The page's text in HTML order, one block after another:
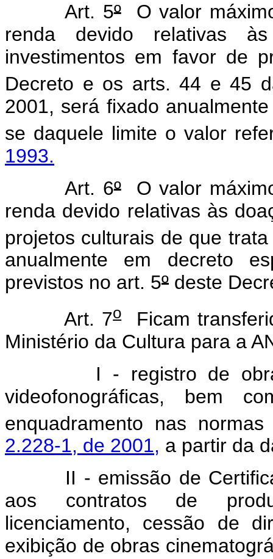
Art. 5ºO valor
renda devido relativas
investimentos em favor de
Decreto e os arts. 44 e 45
2001, será fixado
se daquele limite o valor
1993.
Art. 6ºO valor
renda devido relativas às
projetos culturais de que
anualmente em decreto
previstos no art. 5º deste
Art. 7oFicam
Ministério da Cultura para a
I - registro de obras
videofonográficas, bem
enquadramento nas
2.228-1, de 2001, a partir da
II - emissão de
aos contratos de
licenciamento, cessão de
exibição de obras